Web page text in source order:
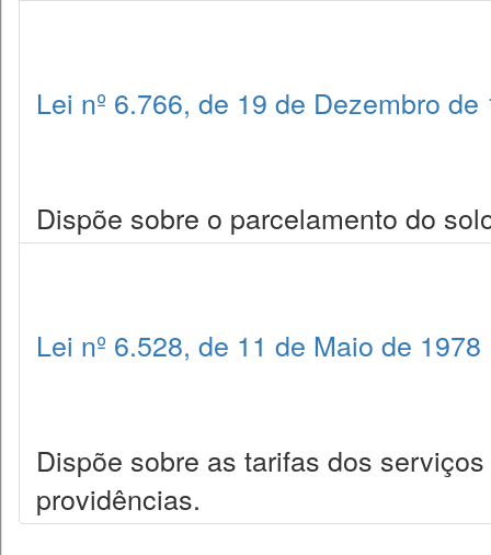
Lei nº 6.766, de 19 de Dezembro de
Dispõe sobre o parcelamento do
Lei nº 6.528, de 11 de Maio de 1978
Dispõe sobre as tarifas dos
providências.